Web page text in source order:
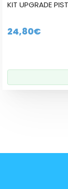
KIT UPGRADE
24,80€